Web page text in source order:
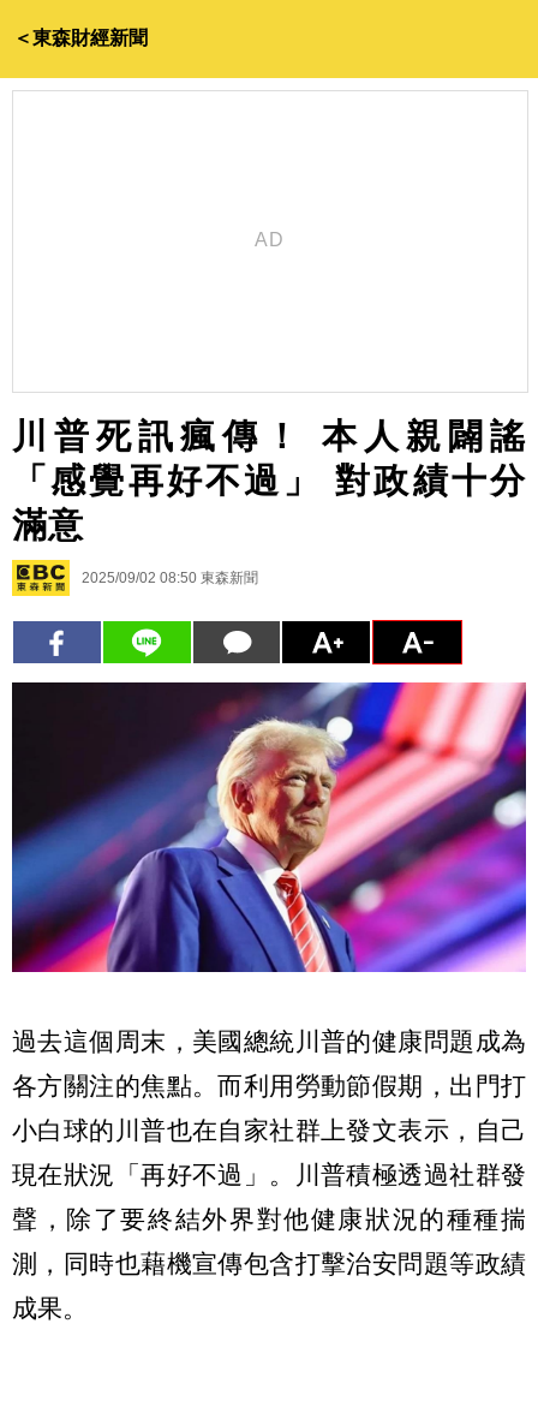
＜東森財經新聞
川普死訊瘋傳！ 本人親闢謠
「感覺再好不過」 對政績十分
滿意
2025/09/02 08:50 東森新聞
過去這個周末，美國總統川普的健康問題成為
各方關注的焦點。而利用勞動節假期，出門打
小白球的川普也在自家社群上發文表示，自己
現在狀況「再好不過」。川普積極透過社群發
聲，除了要終結外界對他健康狀況的種種揣
測，同時也藉機宣傳包含打擊治安問題等政績
成果。